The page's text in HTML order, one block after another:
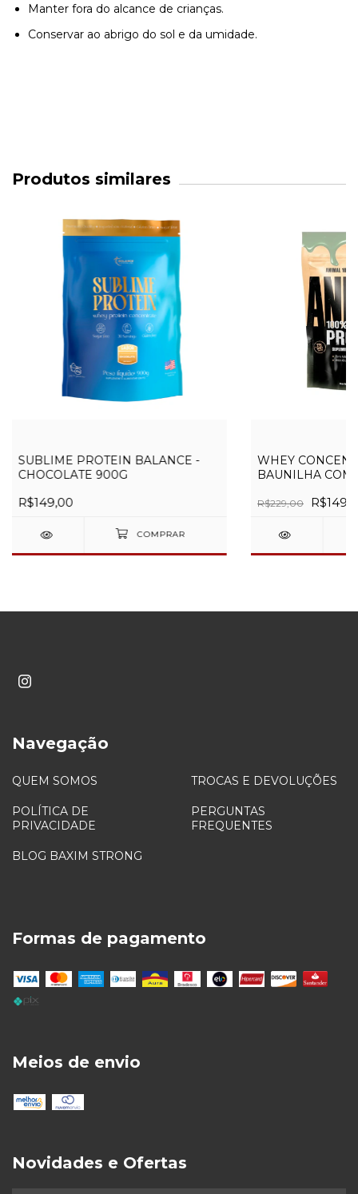
Manter fora do alcance de crianças.
Conservar ao abrigo do sol e da umidade.
Produtos similares
SUBLIME PROTEIN BALANCE -
CHOCOLATE 900G
R$149,00
WHEY
BAUNILHA COM
R$229,00
Navegação
QUEM SOMOS TROCAS E DEVOLUÇÕES
POLÍTICA DE
PRIVACIDADE
PERGUNTAS
FREQUENTES
BLOG BAXIM STRONG
Formas de pagamento
Meios de envio
Novidades e Ofertas